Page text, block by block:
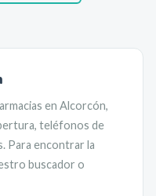
en Alcorcón,
teléfonos de
Para encontrar la
buscador o